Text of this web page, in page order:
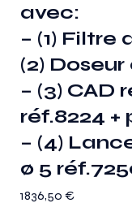
avec:
– (1) Filtre
(2) Doseur
– (3) CAD
réf.8224 +
– (4)
ø 5
1836,50€